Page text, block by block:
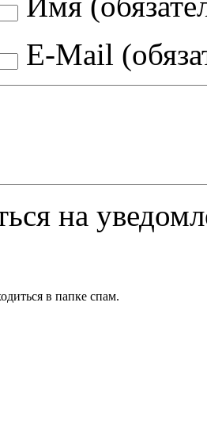
E-Mail
на
в папке спам.